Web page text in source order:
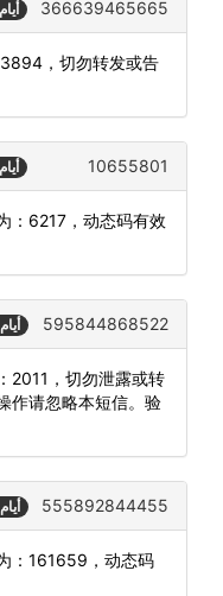
521 366639465665
，切勿转发或告
521 10655801
：6217，动态码有效
521 595844868522
2011，切勿泄露或转
作请忽略本短信。验
521 555892844455
：161659，动态码